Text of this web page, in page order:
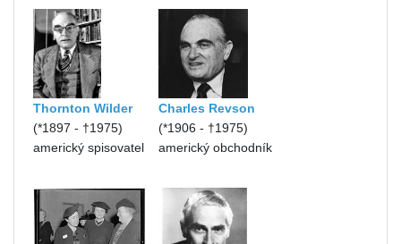
Thornton Wilder
(*1897 - †1975)
americký spisovatel
Charles Revson
(*1906 - †1975)
americký obchodník